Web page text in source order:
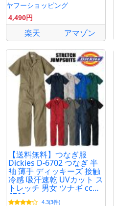
ヤフーショッピング
4,490円
楽天 アマゾン
【送料無料】つなぎ服
Dickies D-6702 つなぎ 半
袖 薄手 ディッキーズ 接触
冷感 吸汗速乾 UVカット ス
トレッチ 男女 ツナギ ccd-
6702 コーコス
4.3(3件)